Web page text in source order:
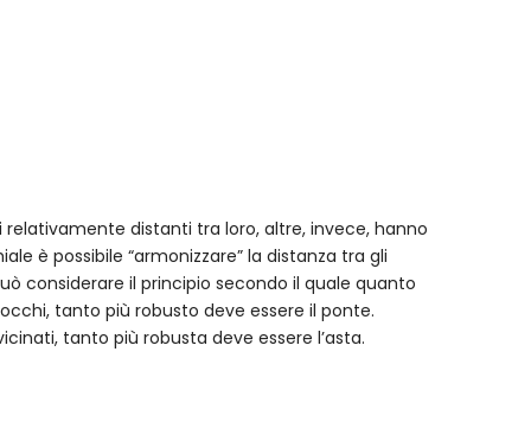
distanti tra loro, altre, invece, hanno
è possibile “armonizzare” la distanza tra gli
considerare il principio secondo il quale quanto
tanto più robusto deve essere il ponte.
tanto più robusta deve essere l’asta.